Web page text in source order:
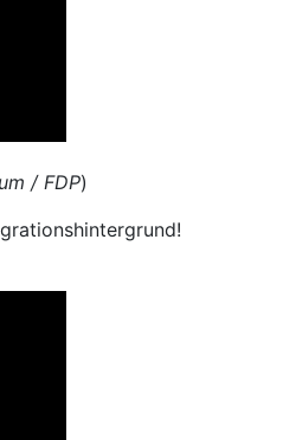
/ FDP)